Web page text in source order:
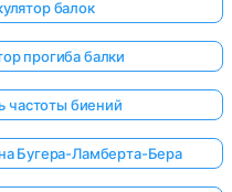
балок
прогиба балки
частоты биений
Бугера-Ламберта-Бера